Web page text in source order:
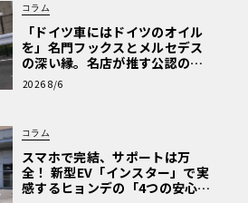
コラム
「ドイツ車にはドイツのオイル
を」名門フックスとメルセデス
の深い縁。名店が推す公認の安
心と、Cクラスで味わうシルキー
な走り〈PR〉
2026 8/6
コラム
スマホで完結、サポートは万
全！ 新型EV「インスター」で実
感するヒョンデの「4つの安心」